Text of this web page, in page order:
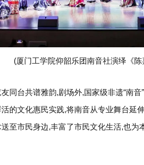
(厦门工学院仰韶乐团南音社演绎《陈
同台共谱雅韵,剧场外,国家级非遗“南
的文化惠民实践,将南音从专业舞台延
至市民身边,丰富了市民文化生活,也为